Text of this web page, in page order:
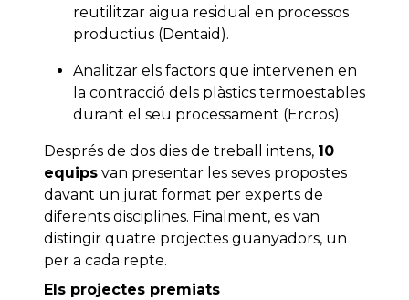
reutilitzar aigua residual en processos
productius (Dentaid).
Analitzar els factors que intervenen en
la contracció dels plàstics termoestables
durant el seu processament (Ercros).
Després de dos dies de treball intens, 10
equips van presentar les seves propostes
davant un jurat format per experts de
diferents disciplines. Finalment, es van
distingir quatre projectes guanyadors, un
per a cada repte.
Els projectes premiats